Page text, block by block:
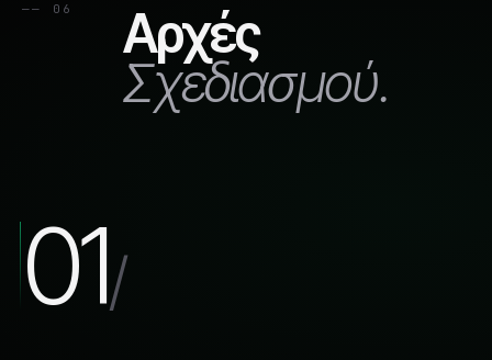
—— 06 Αρχές
Σχεδιασμού.
01/